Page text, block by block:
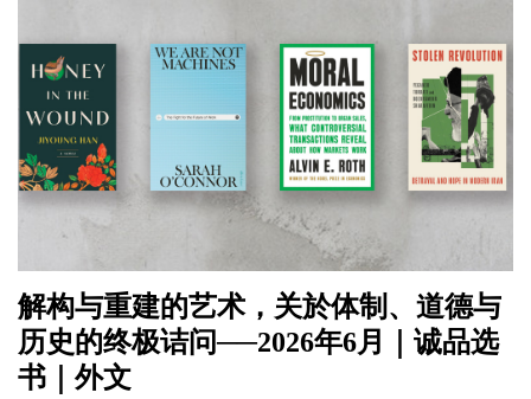
解构与重建的艺术，关於体制、道德与
历史的终极诘问──2026年6月｜诚品选
书｜外文